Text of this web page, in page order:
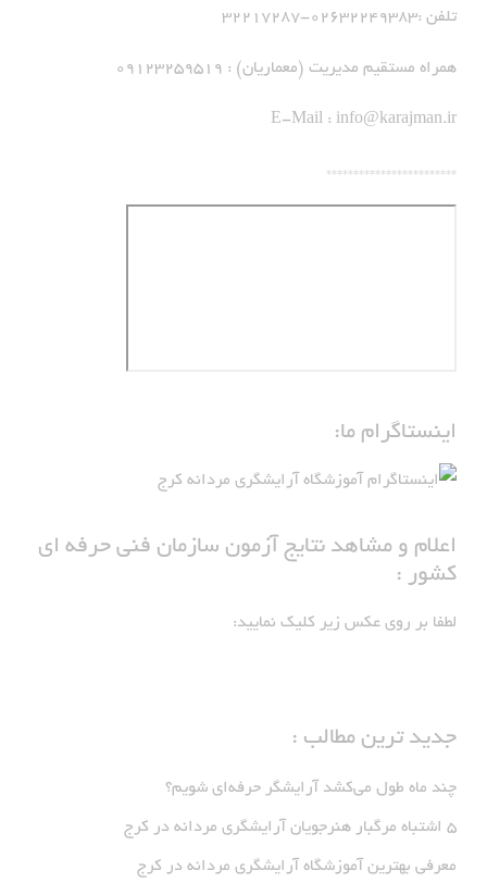
تلفن :02632249383-32217287
همراه مستقیم مدیریت (معماریان) : 09123259519
E-Mail : info@karajman.ir
************************
اینستاگرام ما:
اعلام و مشاهد نتایج آزمون سازمان فنی حرفه ای
کشور :
لطفا بر روی عکس زیر کلیک نمایید:
جدید ترین مطالب :
چند ماه طول می‌کشد آرایشگر حرفه‌ای شویم؟
5 اشتباه مرگبار هنرجویان آرایشگری مردانه در کرج
معرفی بهترین آموزشگاه آرایشگری مردانه در کرج